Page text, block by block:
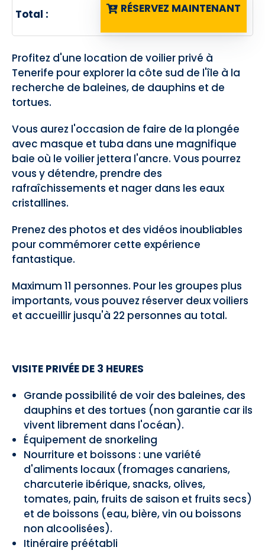
Total :
RÉSERVEZ MAINTENANT
Profitez d'une location de voilier privé à
Tenerife pour explorer la côte sud de l'île à la
recherche de baleines, de dauphins et de
tortues.
Vous aurez l'occasion de faire de la plongée
avec masque et tuba dans une magnifique
baie où le voilier jettera l'ancre. Vous pourrez
vous y détendre, prendre des
rafraîchissements et nager dans les eaux
cristallines.
Prenez des photos et des vidéos inoubliables
pour commémorer cette expérience
fantastique.
Maximum 11 personnes. Pour les groupes plus
importants, vous pouvez réserver deux voiliers
et accueillir jusqu'à 22 personnes au total.
VISITE PRIVÉE DE 3 HEURES
Grande possibilité de voir des baleines, des
dauphins et des tortues (non garantie car ils
vivent librement dans l'océan).
Équipement de snorkeling
Nourriture et boissons : une variété
d'aliments locaux (fromages canariens,
charcuterie ibérique, snacks, olives,
tomates, pain, fruits de saison et fruits secs)
et de boissons (eau, bière, vin ou boissons
non alcoolisées).
Itinéraire préétabli